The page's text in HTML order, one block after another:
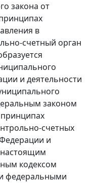
закона от
в
счетный орган
и деятельности
законом
счетных
и
кодексом
федеральными